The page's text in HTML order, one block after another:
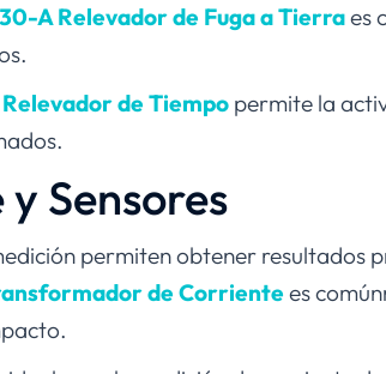
A Relevador de Fuga a Tierraes
de Tiempo permite la
Sensores
permiten obtener resultados
de Corrientees